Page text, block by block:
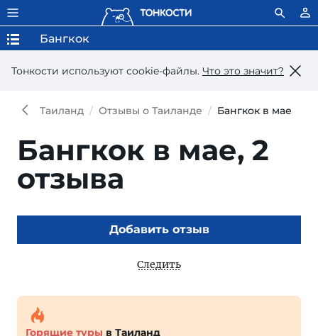
Тонкости используют сookie-файлы. Что это значит?
Бангкок
Таиланд Отзывы о Таиланде Бангкок в мае
Бангкок в мае, 2
отзыва
Добавить отзыв
Следить
Горящие туры в Таиланд